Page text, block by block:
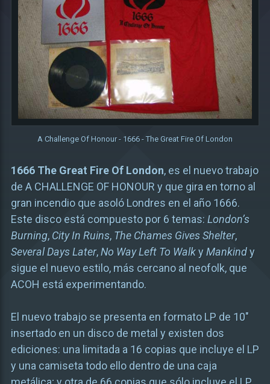
A Challenge Of Honour - 1666 - The Great Fire Of London
1666 The Great Fire Of London, es el nuevo trabajo
de A CHALLENGE OF HONOUR y que gira en torno al
gran incendio que asoló Londres en el año 1666.
Este disco está compuesto por 6 temas: London’s
Burning, City In Ruins, The Chames Gives Shelter,
Several Days Later,No Way Left To WalkyMankindy
sigue el nuevo estilo, más cercano al neofolk, que
ACOH está experimentando.
El nuevo trabajo se presenta en formato LP de 10″
insertado en un disco de metal y existen dos
ediciones: una limitada a 16 copias que incluye el LP
y una camiseta todo ello dentro de una caja